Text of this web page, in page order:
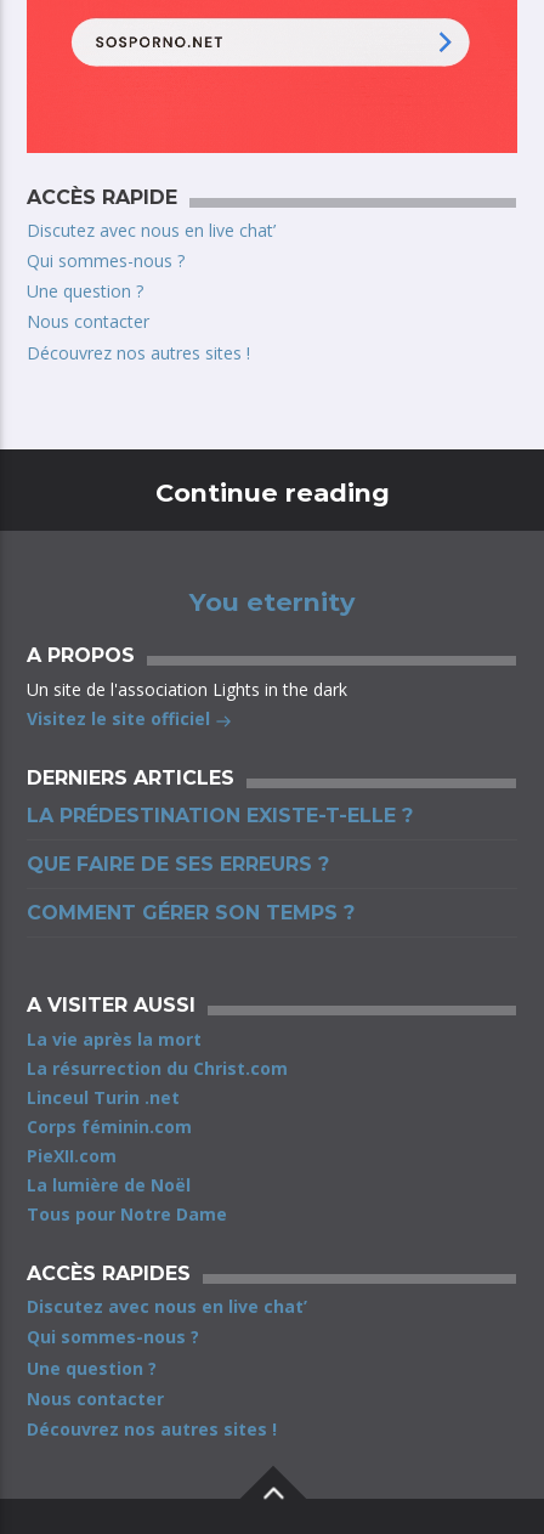
ACCÈS RAPIDE
Discutez avec nous en live chat’
Qui sommes-nous ?
Une question ?
Nous contacter
Découvrez nos autres sites !
Continue reading
You eternity
A PROPOS
Un site de l'association Lights in the dark
Visitez le site officiel
DERNIERS ARTICLES
LA PRÉDESTINATION EXISTE-T-ELLE ?
QUE FAIRE DE SES ERREURS ?
COMMENT GÉRER SON TEMPS ?
A VISITER AUSSI
La vie après la mort
La résurrection du Christ.com
Linceul Turin .net
Corps féminin.com
PieXII.com
La lumière de Noël
Tous pour Notre Dame
ACCÈS RAPIDES
Discutez avec nous en live chat’
Qui sommes-nous ?
Une question ?
Nous contacter
Découvrez nos autres sites !